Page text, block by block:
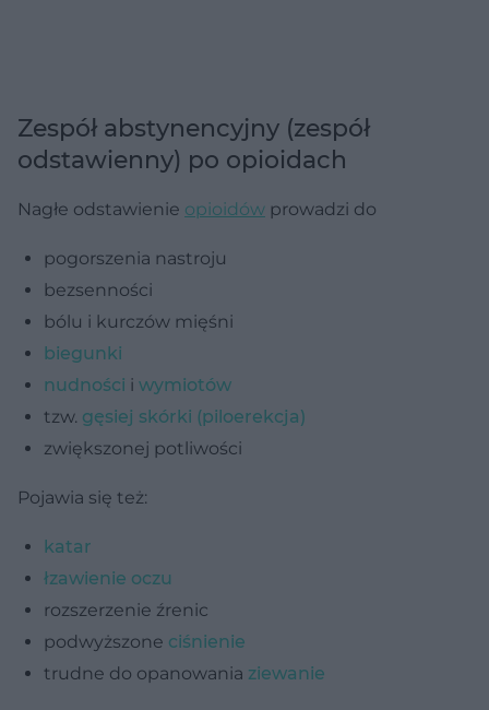
Zespół abstynencyjny (zespół
odstawienny) po opioidach
Nagłe odstawienie opioidów prowadzi do
pogorszenia nastroju
bezsenności
bólu i kurczów mięśni
biegunki
nudności i wymiotów
tzw. gęsiej skórki (piloerekcja)
zwiększonej potliwości
Pojawia się też:
katar
łzawienie oczu
rozszerzenie źrenic
podwyższone ciśnienie
trudne do opanowania ziewanie